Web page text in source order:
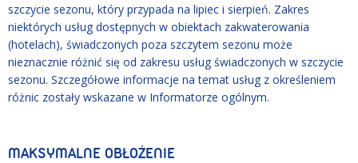
szczycie sezonu, który przypada na lipiec i sierpień. Zakres
niektórych usług dostępnych w obiektach zakwaterowania
(hotelach), świadczonych poza szczytem sezonu może
nieznacznie różnić się od zakresu usług świadczonych w szczycie
sezonu. Szczegółowe informacje na temat usług z określeniem
różnic zostały wskazane w Informatorze ogólnym.
MAKSYMALNE OBŁOŻENIE